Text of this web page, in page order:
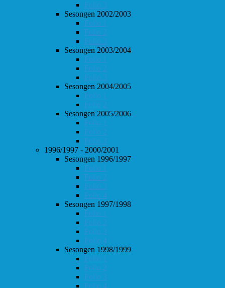
Follo 3
Sesongen 2002/2003
Follo 1
Follo 2
Follo 3
Sesongen 2003/2004
Follo 1
Follo 2
Follo 3
Sesongen 2004/2005
Follo 1
Follo 2
Sesongen 2005/2006
Follo 1
Follo 2
Follo 3
1996/1997 - 2000/2001
Sesongen 1996/1997
Follo 1
Follo 2
Follo 3
Follo 4
Sesongen 1997/1998
Follo 1
Follo 2
Follo 3
Follo 4
Sesongen 1998/1999
Follo 1
Follo 2
Follo 3
Follo 4